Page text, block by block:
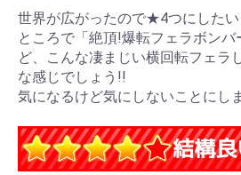
世界が広がったので★4つにした
ところで「絶頂!爆転フェラボン
ど、こんな凄まじい横回転フェラ
な感じでしょう!!
気になるけど気にしないことにし